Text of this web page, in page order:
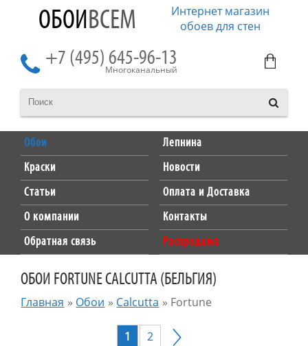
ОБОИВСЕМ
Интернет магазин
обоев для стен
+7 (495) 645-96-13
Многоканальный
Обои
Лепнина
Краски
Новости
Статьи
Оплата и Доставка
О компании
Контакты
Обратная связь
Распродажа
ОБОИ FORTUNE CALCUTTA (БЕЛЬГИЯ)
Главная » Обои » Calcutta » Fortune
1 2